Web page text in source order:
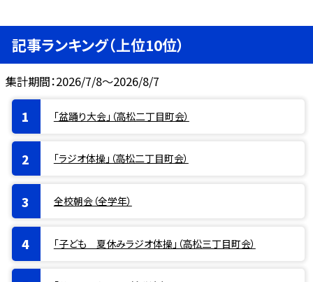
記事ランキング（上位10位）
集計期間：2026/7/8～2026/8/7
「盆踊り大会」（高松二丁目町会）
「ラジオ体操」（高松二丁目町会）
全校朝会（全学年）
「子ども 夏休みラジオ体操」（高松三丁目町会）